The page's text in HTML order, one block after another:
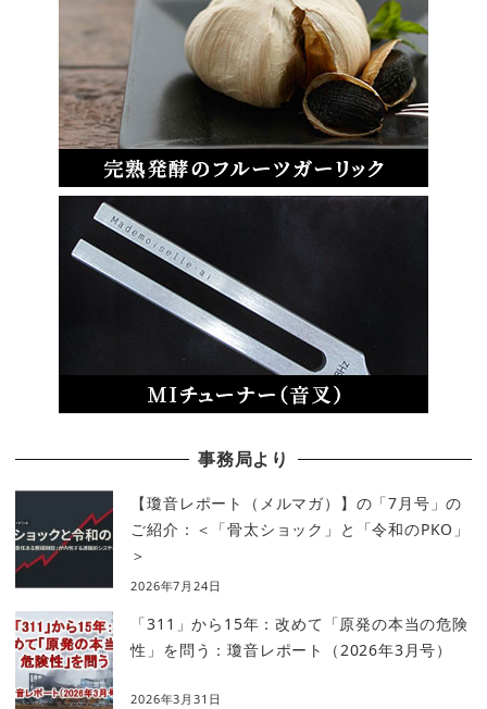
事務局より
【瓊音レポート（メルマガ）】の「7月号」の
ご紹介：＜「骨太ショック」と「令和のPKO」
＞
2026年7月24日
「311」から15年：改めて「原発の本当の危険
性」を問う：瓊音レポート（2026年3月号）
2026年3月31日